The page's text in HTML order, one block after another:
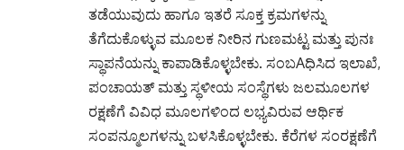
ತಡೆಯುವುದು ಹಾಗೂ ಇತರೆ ಸೂಕ್ತ ಕ್ರಮಗಳನ್ನು
ತೆಗೆದುಕೊಳ್ಳುವ ಮೂಲಕ ನೀರಿನ ಗುಣಮಟ್ಟ ಮತ್ತು ಪುನಃ
ಸ್ಥಾಪನೆಯನ್ನು ಕಾಪಾಡಿಕೊಳ್ಳಬೇಕು. ಸಂಬAಧಿಸಿದ ಇಲಾಖೆ,
ಪಂಚಾಯತ್ ಮತ್ತು ಸ್ಥಳೀಯ ಸಂಸ್ಥೆಗಳು ಜಲಮೂಲಗಳ
ರಕ್ಷಣೆಗೆ ವಿವಿಧ ಮೂಲಗಳಿಂದ ಲಭ್ಯವಿರುವ ಆರ್ಥಿಕ
ಸಂಪನ್ಮೂಲಗಳನ್ನು ಬಳಸಿಕೊಳ್ಳಬೇಕು. ಕೆರೆಗಳ ಸಂರಕ್ಷಣೆಗೆ